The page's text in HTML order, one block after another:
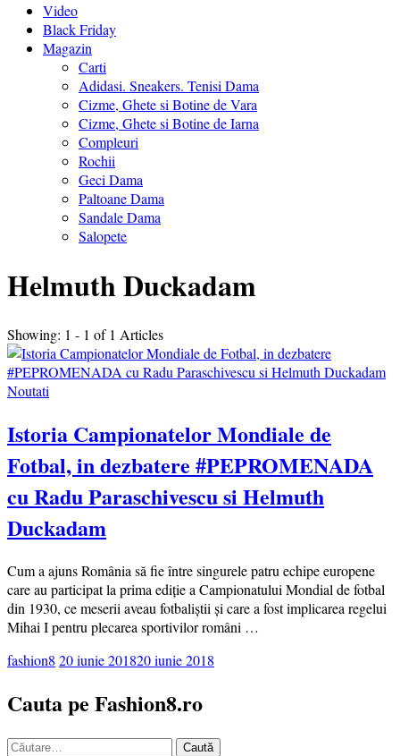
Video
Black Friday
Magazin
Carti
Adidasi. Sneakers. Tenisi Dama
Cizme, Ghete si Botine de Vara
Cizme, Ghete si Botine de Iarna
Compleuri
Rochii
Geci Dama
Paltoane Dama
Sandale Dama
Salopete
Helmuth Duckadam
Showing: 1 - 1 of 1 Articles
Noutati
Istoria Campionatelor Mondiale de
Fotbal, in dezbatere #PEPROMENADA
cu Radu Paraschivescu si Helmuth
Duckadam
Cum a ajuns România să fie între singurele patru echipe europene
care au participat la prima ediție a Campionatului Mondial de fotbal
din 1930, ce meserii aveau fotbaliștii și care a fost implicarea regelui
Mihai I pentru plecarea sportivilor români …
fashion8 20 iunie 201820 iunie 2018
Cauta pe Fashion8.ro
Caută